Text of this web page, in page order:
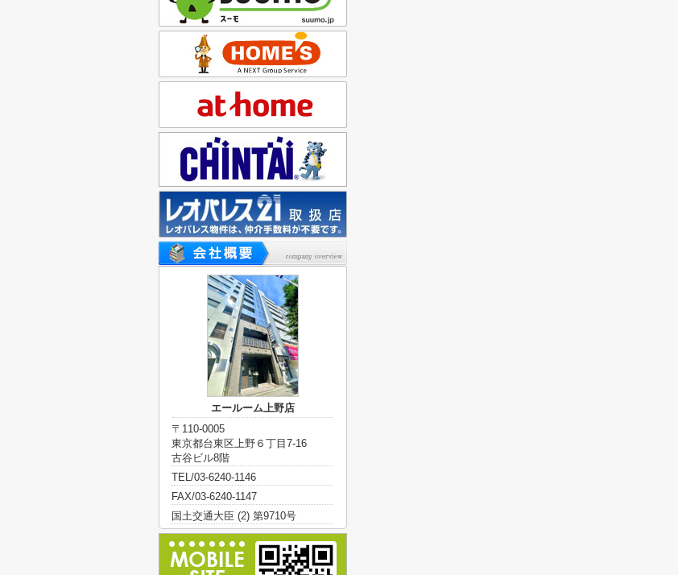
エールーム上野店
〒110-0005
東京都台東区上野６丁目7-16
古谷ビル8階
TEL/03-6240-1146
FAX/03-6240-1147
国土交通大臣 (2) 第9710号